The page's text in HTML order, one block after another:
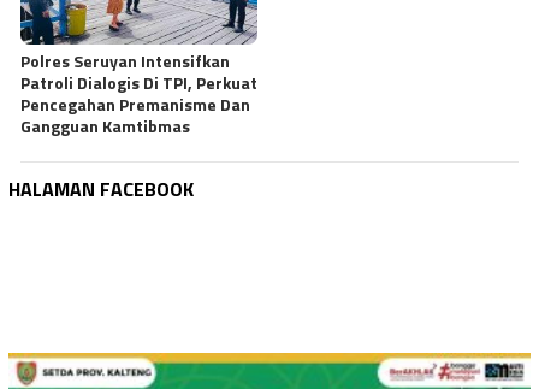
Polres Seruyan Intensifkan
Patroli Dialogis Di TPI, Perkuat
Pencegahan Premanisme Dan
Gangguan Kamtibmas
HALAMAN FACEBOOK